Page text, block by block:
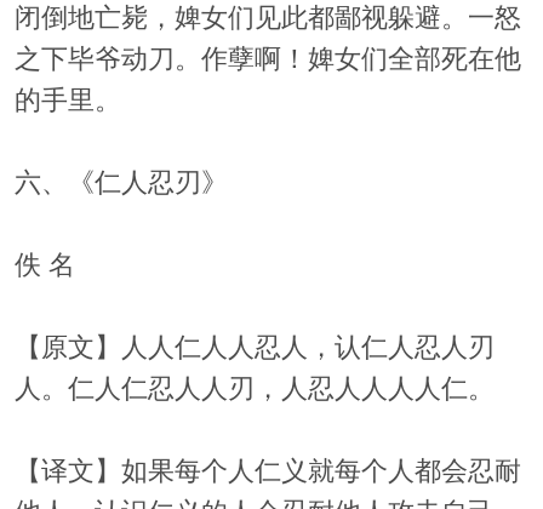
闭倒地亡毙，婢女们见此都鄙视躲避。一怒
之下毕爷动刀。作孽啊！婢女们全部死在他
的手里。
六、《仁人忍刃》
佚 名
【原文】人人仁人人忍人，认仁人忍人刃
人。仁人仁忍人人刃，人忍人人人人仁。
【译文】如果每个人仁义就每个人都会忍耐